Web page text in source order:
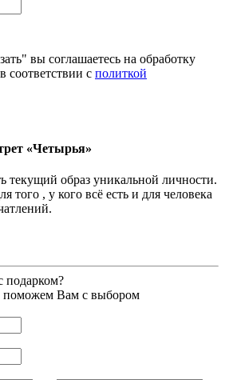
вы соглашаетесь на обработку
соответствии с политкой
«Четырья»
текущий образ уникальной личности.
того , у кого всё есть и для человека
подарком?
поможем Вам с выбором